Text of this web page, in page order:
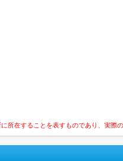
所在することを表すものであり、実際